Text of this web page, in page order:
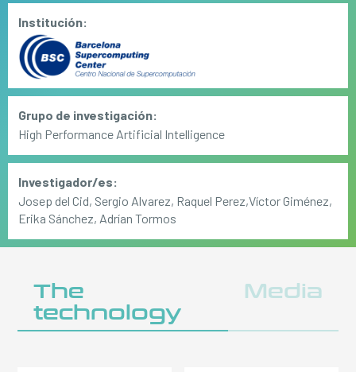
Institución:
Grupo de investigación:
High Performance Artificial Intelligence
Investigador/es:
Josep del Cid, Sergio Alvarez, Raquel Perez,Víctor Giménez,
Erika Sánchez, Adrían Tormos
The
technology
Media